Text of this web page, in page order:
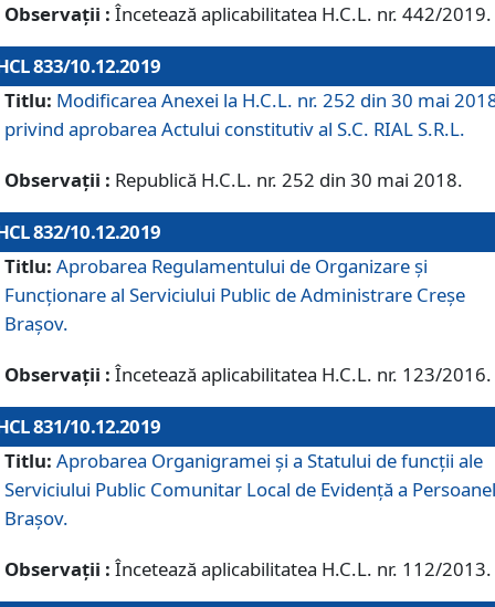
Observații : Încetează aplicabilitatea H.C.L. nr. 442/2019.
833/10.12.2019
Titlu: Modificarea Anexei la H.C.L. nr. 252 din 30 mai
privind aprobarea Actului constitutiv al S.C. RIAL S.R.L.
Observații : Republică H.C.L. nr. 252 din 30 mai 2018.
832/10.12.2019
Titlu: Aprobarea Regulamentului de Organizare și
Funcționare al Serviciului Public de Administrare Creșe
Brașov.
Observații : Încetează aplicabilitatea H.C.L. nr. 123/2016.
831/10.12.2019
Titlu: Aprobarea Organigramei și a Statului de funcții ale
Serviciului Public Comunitar Local de Evidență a
Brașov.
Observații : Încetează aplicabilitatea H.C.L. nr. 112/2013.